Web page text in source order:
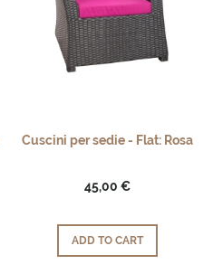
Cuscini per sedie - Flat: Rosa
45,00 €
ADD TO CART